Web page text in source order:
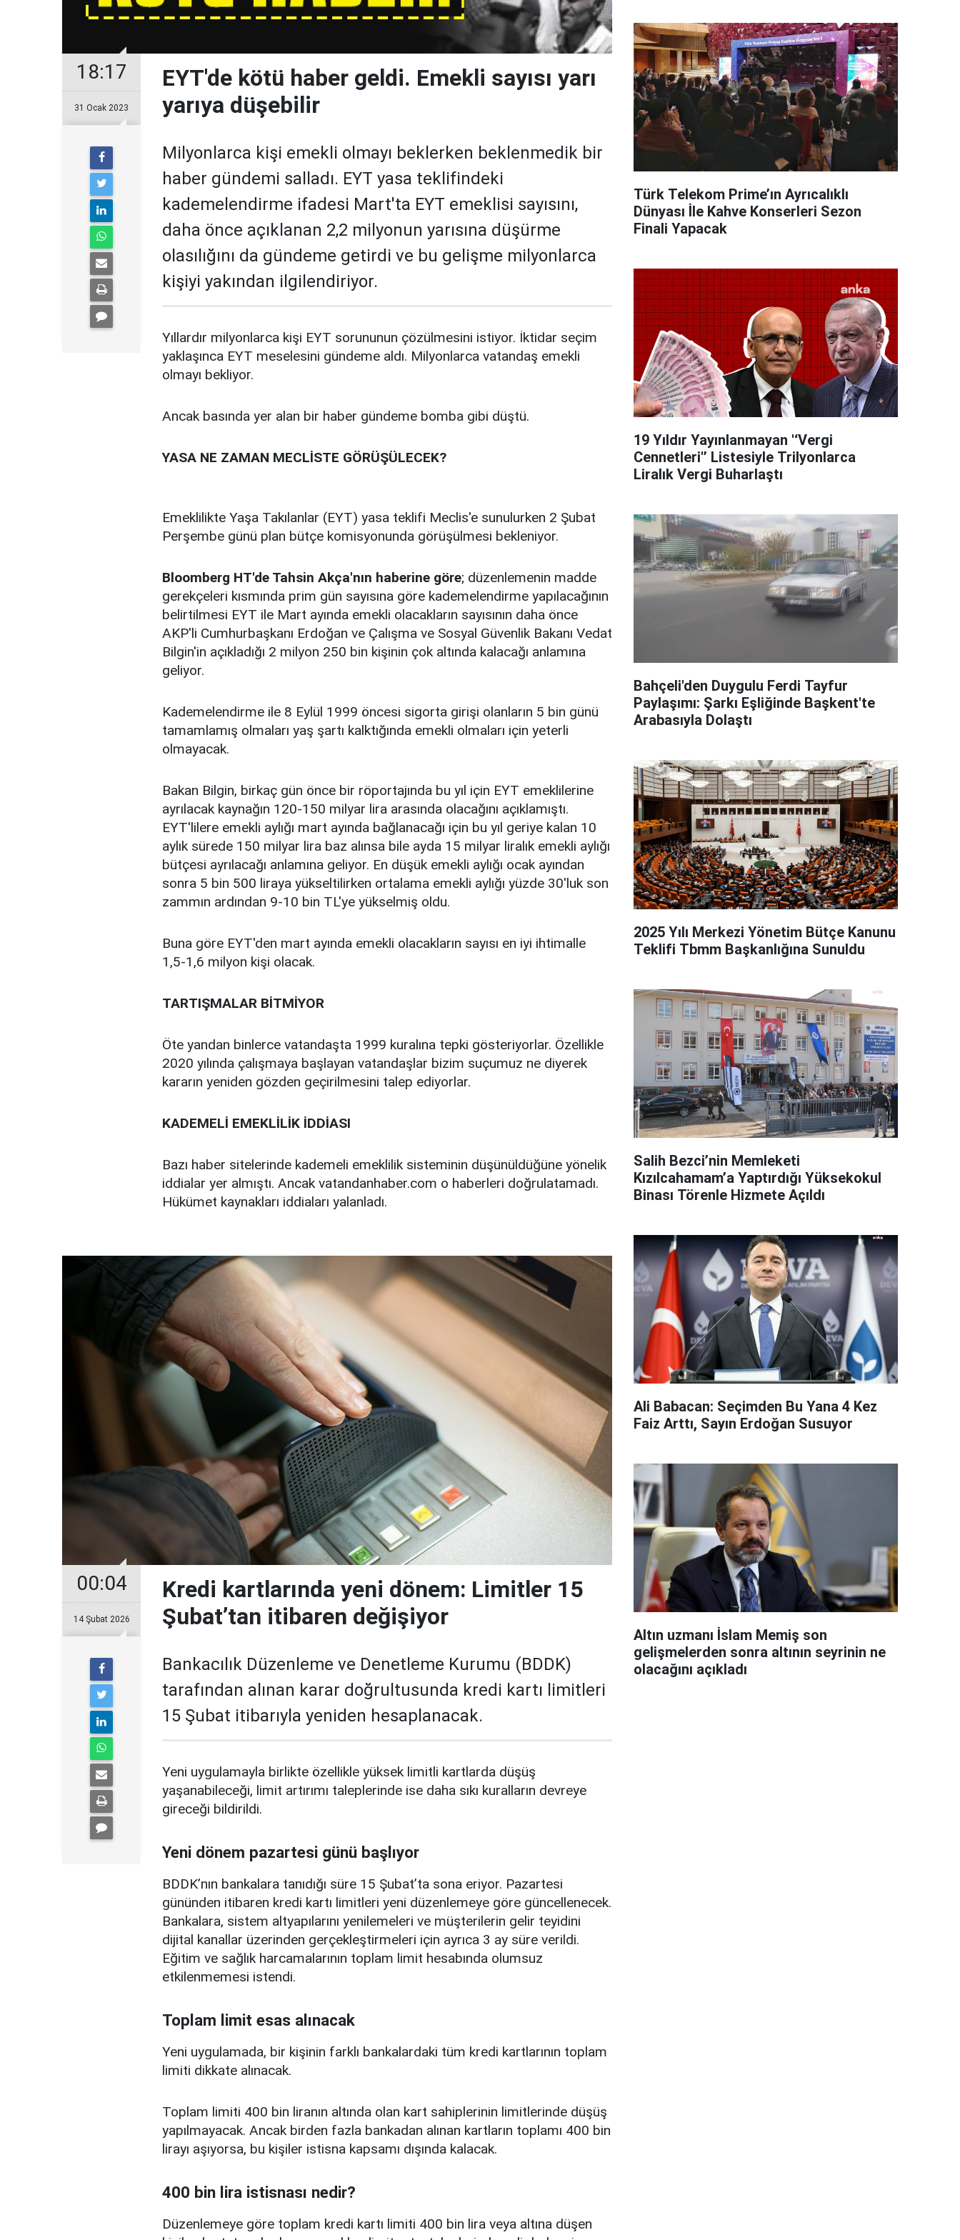
18:17
31 Ocak 2023
EYT'de kötü haber geldi. Emekli sayısı yarı
yarıya düşebilir
Milyonlarca kişi emekli olmayı beklerken beklenmedik bir
haber gündemi salladı. EYT yasa teklifindeki
kademelendirme ifadesi Mart'ta EYT emeklisi sayısını,
daha önce açıklanan 2,2 milyonun yarısına düşürme
olasılığını da gündeme getirdi ve bu gelişme milyonlarca
kişiyi yakından ilgilendiriyor.
Yıllardır milyonlarca kişi EYT sorununun çözülmesini istiyor. İktidar seçim
yaklaşınca EYT meselesini gündeme aldı. Milyonlarca vatandaş emekli
olmayı bekliyor.
Ancak basında yer alan bir haber gündeme bomba gibi düştü.
YASA NE ZAMAN MECLİSTE GÖRÜŞÜLECEK?
Emeklilikte Yaşa Takılanlar (EYT) yasa teklifi Meclis'e sunulurken 2 Şubat
Perşembe günü plan bütçe komisyonunda görüşülmesi bekleniyor.
Bloomberg HT'de Tahsin Akça'nın haberine göre; düzenlemenin madde
gerekçeleri kısmında prim gün sayısına göre kademelendirme yapılacağının
belirtilmesi EYT ile Mart ayında emekli olacakların sayısının daha önce
AKP'li Cumhurbaşkanı Erdoğan ve Çalışma ve Sosyal Güvenlik Bakanı Vedat
Bilgin'in açıkladığı 2 milyon 250 bin kişinin çok altında kalacağı anlamına
geliyor.
Kademelendirme ile 8 Eylül 1999 öncesi sigorta girişi olanların 5 bin günü
tamamlamış olmaları yaş şartı kalktığında emekli olmaları için yeterli
olmayacak.
Bakan Bilgin, birkaç gün önce bir röportajında bu yıl için EYT emeklilerine
ayrılacak kaynağın 120-150 milyar lira arasında olacağını açıklamıştı.
EYT'lilere emekli aylığı mart ayında bağlanacağı için bu yıl geriye kalan 10
aylık sürede 150 milyar lira baz alınsa bile ayda 15 milyar liralık emekli aylığı
bütçesi ayrılacağı anlamına geliyor. En düşük emekli aylığı ocak ayından
sonra 5 bin 500 liraya yükseltilirken ortalama emekli aylığı yüzde 30'luk son
zammın ardından 9-10 bin TL'ye yükselmiş oldu.
Buna göre EYT'den mart ayında emekli olacakların sayısı en iyi ihtimalle
1,5-1,6 milyon kişi olacak.
TARTIŞMALAR BİTMİYOR
Öte yandan binlerce vatandaşta 1999 kuralına tepki gösteriyorlar. Özellikle
2020 yılında çalışmaya başlayan vatandaşlar bizim suçumuz ne diyerek
kararın yeniden gözden geçirilmesini talep ediyorlar.
KADEMELİ EMEKLİLİK İDDİASI
Bazı haber sitelerinde kademeli emeklilik sisteminin düşünüldüğüne yönelik
iddialar yer almıştı. Ancak vatandanhaber.com o haberleri doğrulatamadı.
Hükümet kaynakları iddiaları yalanladı.
00:04
14 Şubat 2026
Kredi kartlarında yeni dönem: Limitler 15
Şubat’tan itibaren değişiyor
Bankacılık Düzenleme ve Denetleme Kurumu (BDDK)
tarafından alınan karar doğrultusunda kredi kartı limitleri
15 Şubat itibarıyla yeniden hesaplanacak.
Yeni uygulamayla birlikte özellikle yüksek limitli kartlarda düşüş
yaşanabileceği, limit artırımı taleplerinde ise daha sıkı kuralların devreye
gireceği bildirildi.
Yeni dönem pazartesi günü başlıyor
BDDK’nın bankalara tanıdığı süre 15 Şubat’ta sona eriyor. Pazartesi
gününden itibaren kredi kartı limitleri yeni düzenlemeye göre güncellenecek.
Bankalara, sistem altyapılarını yenilemeleri ve müşterilerin gelir teyidini
dijital kanallar üzerinden gerçekleştirmeleri için ayrıca 3 ay süre verildi.
Eğitim ve sağlık harcamalarının toplam limit hesabında olumsuz
etkilenmemesi istendi.
Toplam limit esas alınacak
Yeni uygulamada, bir kişinin farklı bankalardaki tüm kredi kartlarının toplam
limiti dikkate alınacak.
Toplam limiti 400 bin liranın altında olan kart sahiplerinin limitlerinde düşüş
yapılmayacak. Ancak birden fazla bankadan alınan kartların toplamı 400 bin
lirayı aşıyorsa, bu kişiler istisna kapsamı dışında kalacak.
400 bin lira istisnası nedir?
Düzenlemeye göre toplam kredi kartı limiti 400 bin lira veya altına düşen
Türk Telekom Prime’ın Ayrıcalıklı
Dünyası İle Kahve Konserleri Sezon
Finali Yapacak
19 Yıldır Yayınlanmayan '‘Vergi
Cennetleri'’ Listesiyle Trilyonlarca
Liralık Vergi Buharlaştı
Bahçeli'den Duygulu Ferdi Tayfur
Paylaşımı: Şarkı Eşliğinde Başkent'te
Arabasıyla Dolaştı
2025 Yılı Merkezi Yönetim Bütçe Kanunu
Teklifi Tbmm Başkanlığına Sunuldu
Salih Bezci’nin Memleketi
Kızılcahamam’a Yaptırdığı Yüksekokul
Binası Törenle Hizmete Açıldı
Ali Babacan: Seçimden Bu Yana 4 Kez
Faiz Arttı, Sayın Erdoğan Susuyor
Altın uzmanı İslam Memiş son
gelişmelerden sonra altının seyrinin ne
olacağını açıkladı